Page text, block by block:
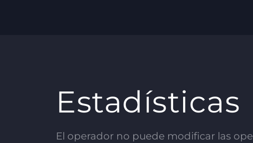
Estadísticas
El operador no puede modificar las